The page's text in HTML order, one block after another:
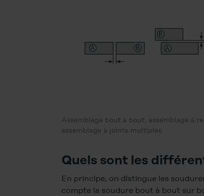
Assemblage bout à bout, assemblage à
assemblage à joints multiples
Quels sont les
En principe, on distingue les
compte la soudure bout à bout sur